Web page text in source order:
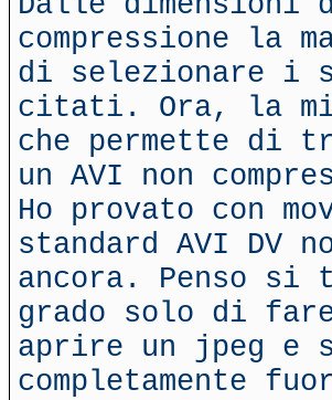
compressione la
di selezionare i
citati. Ora, la mia
che permette di
un AVI non
Ho provato con
standard AVI DV
ancora. Penso
grado solo di
aprire un jpeg e
completamente